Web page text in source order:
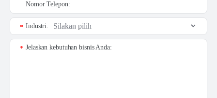
Nomor Telepon:
Industri:
*
Jelaskan kebutuhan bisnis Anda:
*